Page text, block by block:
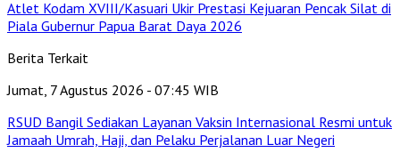
Atlet Kodam XVIII/Kasuari Ukir Prestasi Kejuaran Pencak Silat di
Piala Gubernur Papua Barat Daya 2026
Berita Terkait
Jumat, 7 Agustus 2026 - 07:45 WIB
RSUD Bangil Sediakan Layanan Vaksin Internasional Resmi untuk
Jamaah Umrah, Haji, dan Pelaku Perjalanan Luar Negeri